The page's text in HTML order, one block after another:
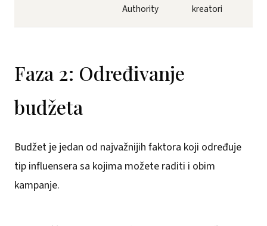
Authority kreatori
Faza 2: Određivanje
budžeta
Budžet je jedan od najvažnijih faktora koji određuje
tip influensera sa kojima možete raditi i obim
kampanje.